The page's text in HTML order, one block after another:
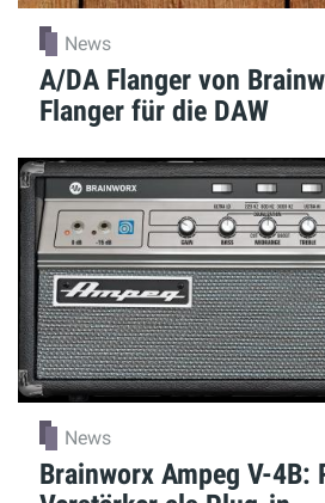
News
A/DA Flanger von
Flanger für die DAW
News
Brainworx Ampeg V-4B: